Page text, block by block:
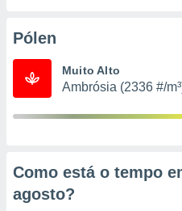
através
estudos
e
Pólen
Muito Alto
Ambrósia (2336 #/
Como está o tempo
agosto?